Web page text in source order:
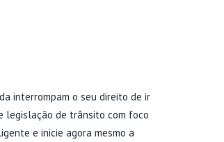
interrompam o seu direito de ir
legislação de trânsito com foco
e inicie agora mesmo a